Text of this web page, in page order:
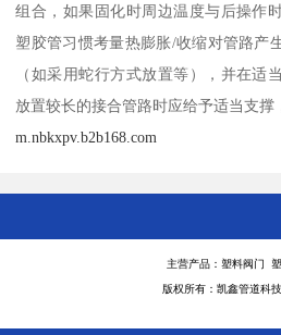
组合，如果固化时周边温度与后操作
塑胶管习惯考量热膨胀/收缩对管路产
（如采用蛇行方式放置等），并在适
放置较长的接合管路时应给予适当支撑
m.nbkxpv.b2b168.com
主营产品：塑料阀门
版权所有：凯鑫管道科